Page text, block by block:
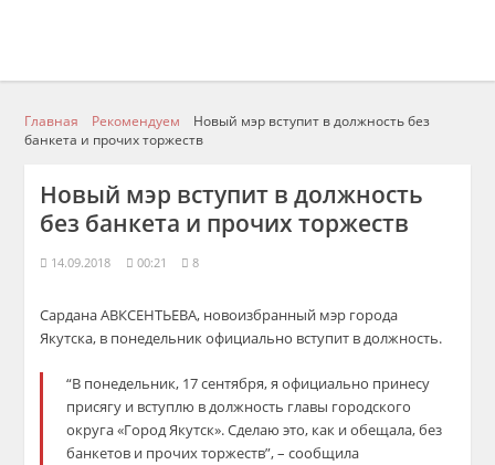
Главная Рекомендуем
Новый мэр вступит в должность без
банкета и прочих торжеств
Новый мэр вступит в должность
без банкета и прочих торжеств
14.09.2018 00:21 8
Сардана АВКСЕНТЬЕВА, новоизбранный мэр города
Якутска, в понедельник официально вступит в должность.
“В понедельник, 17 сентября, я официально принесу
присягу и вступлю в должность главы городского
округа «Город Якутск». Сделаю это, как и обещала, без
банкетов и прочих торжеств”, – сообщила